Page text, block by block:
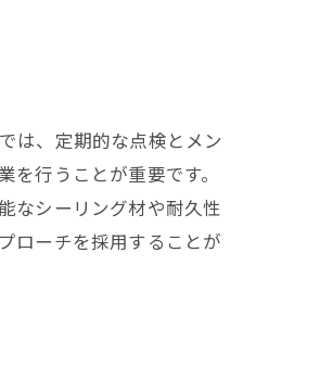
は、定期的な点検とメン
行うことが重要です。
なシーリング材や耐久性
ローチを採用することが